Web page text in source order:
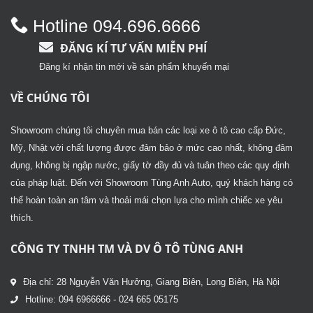
sao
Hotline 094.696.6666
ĐĂNG KÍ TƯ VẤN MIỄN PHÍ
Đăng kí nhận tin mới về sản phẩm khuyến mại
VỀ CHÚNG TÔI
Showroom chúng tôi chuyên mua bán các loại xe ô tô cao cấp Đức,
Mỹ, Nhật với chất lượng được đảm bảo ở mức cao nhất, không đâm
đụng, không bị ngập nước, giấy tờ đầy đủ và tuân theo các quy định
của pháp luật. Đến với Showroom Tùng Anh Auto, quý khách hàng có
thể hoàn toàn an tâm và thoải mái chọn lựa cho mình chiếc xe yêu
thích.
CÔNG TY TNHH TM VÀ DV Ô TÔ TÙNG ANH
Địa chỉ: 28 Nguyễn Văn Hưởng, Giang Biên, Long Biên, Hà Nội
Hotline: 094 6966666 - 024 665 05175